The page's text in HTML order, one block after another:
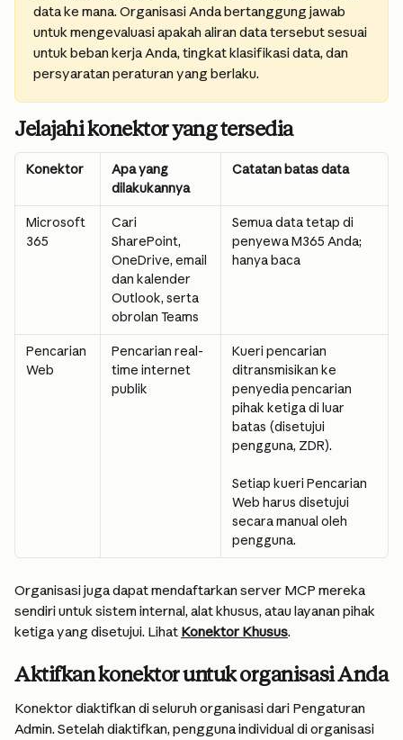
data ke mana. Organisasi Anda bertanggung jawab
untuk mengevaluasi apakah aliran data tersebut sesuai
untuk beban kerja Anda, tingkat klasifikasi data, dan
persyaratan peraturan yang berlaku.
Jelajahi konektor yang tersedia
Konektor
Apa yang
dilakukannya
Catatan batas data
Microsoft
365
Cari
SharePoint,
OneDrive, email
dan kalender
Outlook, serta
obrolan Teams
Semua data tetap di
penyewa M365 Anda;
hanya baca
Pencarian
Web
Pencarian real-
time internet
publik
Kueri pencarian
ditransmisikan ke
penyedia pencarian
pihak ketiga di luar
batas (disetujui
pengguna, ZDR).
Setiap kueri Pencarian
Web harus disetujui
secara manual oleh
pengguna.
Organisasi juga dapat mendaftarkan server MCP mereka
sendiri untuk sistem internal, alat khusus, atau layanan pihak
ketiga yang disetujui. Lihat Konektor Khusus.
Aktifkan konektor untuk organisasi Anda
Konektor diaktifkan di seluruh organisasi dari Pengaturan
Admin. Setelah diaktifkan, pengguna individual di organisasi